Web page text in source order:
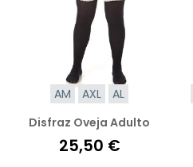
AM AXL
AL
Disfraz Oveja Adulto
25,50 €